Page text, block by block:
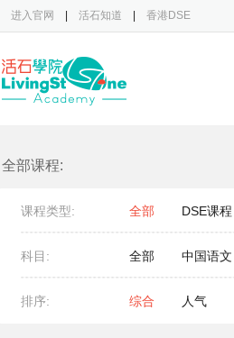
进入官网 活石知道 香港DSE
全部课程:
课程类型: 全部 DSE课程
科目: 全部 中国语文
排序: 综合 人气